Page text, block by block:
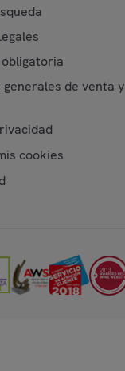
generales de venta y
cookies